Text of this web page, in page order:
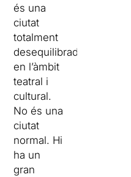
és una
ciutat
totalment
desequilibrada
en l’àmbit
teatral i
cultural.
No és una
ciutat
normal. Hi
ha un
gran